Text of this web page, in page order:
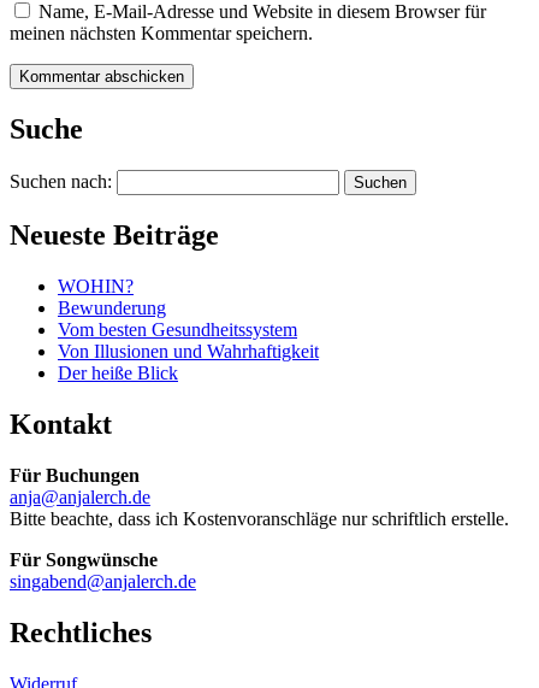
Name, E-Mail-Adresse und Website in diesem Browser für
meinen nächsten Kommentar speichern.
Suche
Suchen nach:
Neueste Beiträge
WOHIN?
Bewunderung
Vom besten Gesundheitssystem
Von Illusionen und Wahrhaftigkeit
Der heiße Blick
Kontakt
Für Buchungen
anja@anjalerch.de
Bitte beachte, dass ich Kostenvoranschläge nur schriftlich erstelle.
Für Songwünsche
singabend@anjalerch.de
Rechtliches
Widerruf